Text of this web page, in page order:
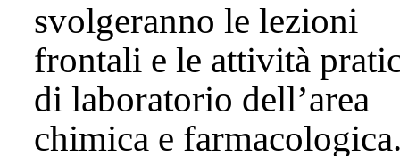
svolgeranno le lezioni
frontali e le attività
di laboratorio dell’area
chimica e